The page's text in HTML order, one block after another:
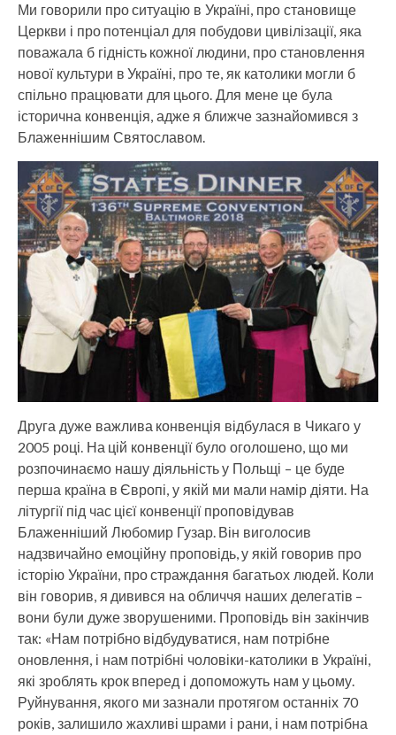
Ми говорили про ситуацію в Україні, про становище
Церкви і про потенціал для побудови цивілізації, яка
поважала б гідність кожної людини, про становлення
нової культури в Україні, про те, як католики могли б
спільно працювати для цього. Для мене це була
історична конвенція, адже я ближче зазнайомився з
Блаженнішим Святославом.
Друга дуже важлива конвенція відбулася в Чикаго у
2005 році. На цій конвенції було оголошено, що ми
розпочинаємо нашу діяльність у Польщі – це буде
перша країна в Європі, у якій ми мали намір діяти. На
літургії під час цієї конвенції проповідував
Блаженніший Любомир Гузар. Він виголосив
надзвичайно емоційну проповідь, у якій говорив про
історію України, про страждання багатьох людей. Коли
він говорив, я дивився на обличчя наших делегатів –
вони були дуже зворушеними. Проповідь він закінчив
так: «Нам потрібно відбудуватися, нам потрібне
оновлення, і нам потрібні чоловіки-католики в Україні,
які зроблять крок вперед і допоможуть нам у цьому.
Руйнування, якого ми зазнали протягом останніх 70
років, залишило жахливі шрами і рани, і нам потрібна